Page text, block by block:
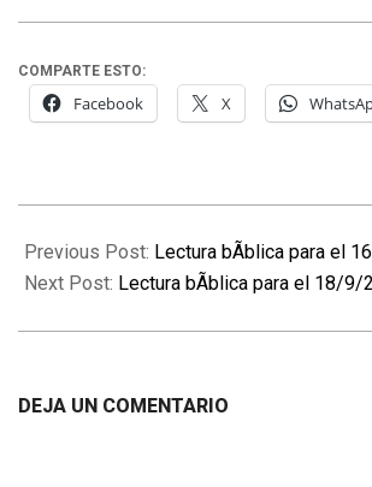
COMPARTE ESTO:
Facebook X
09-
17
Previous Post: Lectura bÃ­blica para el
Next Post: Lectura bÃ­blica para el 18/9/
DEJA UN COMENTARIO